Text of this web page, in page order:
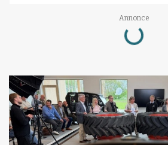
Annonce
Loading...